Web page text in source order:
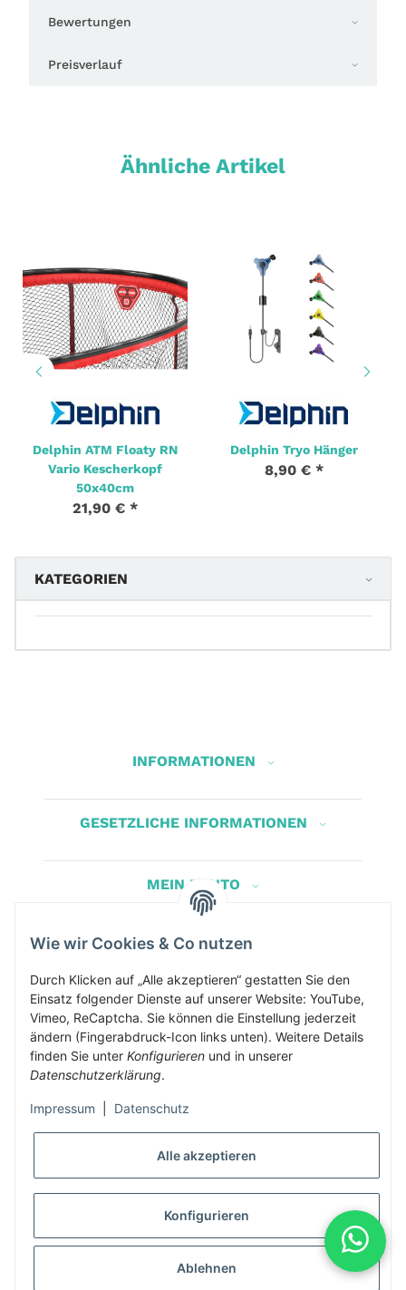
Bewertungen
Preisverlauf
Ähnliche Artikel
Delphin ATM Floaty RN
Vario Kescherkopf
50x40cm
21,90 € *
Delphin Tryo Hänger
8,90 € *
KATEGORIEN
INFORMATIONEN
GESETZLICHE INFORMATIONEN
MEIN KONTO
Herbis Anglerladen
Inh.Herbert Schinnerl
Kirchdorf am Inn 5
4982 Kirchdorf am Inn
info@herbis-anglerladen.at
Alle Preise inklusive gesetzlicher Mwst., exklusive Versand- &
Servicekosten
Wie wir Cookies & Co nutzen
Durch Klicken auf „Alle akzeptieren“ gestatten Sie den
Einsatz folgender Dienste auf unserer Website: YouTube,
Vimeo, ReCaptcha. Sie können die Einstellung jederzeit
ändern (Fingerabdruck-Icon links unten). Weitere Details
finden Sie unter Konfigurieren und in unserer
Datenschutzerklärung.
Impressum Datenschutz
Alle akzeptieren
Konfigurieren
Ablehnen